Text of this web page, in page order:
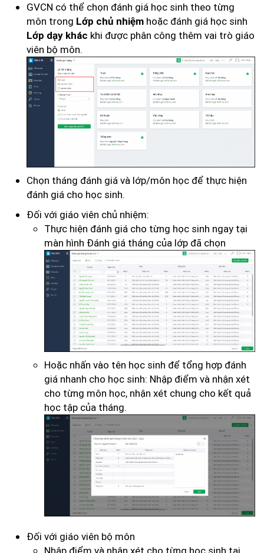
GVCN có thể chọn đánh giá học sinh theo từng
môn trong Lớp chủ nhiệm hoặc đánh giá học sinh
Lớp dạy khác khi được phân công thêm vai trò giáo
viên bộ môn.
Chọn tháng đánh giá và lớp/môn học để thực hiện
đánh giá cho học sinh.
Đối với giáo viên chủ nhiệm:
Thực hiện đánh giá cho từng học sinh ngay tại
màn hình Đánh giá tháng của lớp đã chọn
Hoặc nhấn vào tên học sinh để tổng hợp đánh
giá nhanh cho học sinh: Nhập điểm và nhận xét
cho từng môn học, nhận xét chung cho kết quả
học tập của tháng.
Đối với giáo viên bộ môn